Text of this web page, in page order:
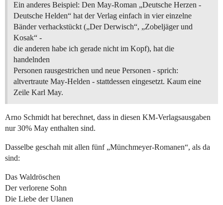
Ein anderes Beispiel: Den May-Roman „Deutsche Herzen -
Deutsche Helden“ hat der Verlag einfach in vier einzelne
Bänder verhackstückt („Der Derwisch“, „Zobeljäger und
Kosak“ -
die anderen habe ich gerade nicht im Kopf), hat die
handelnden
Personen rausgestrichen und neue Personen - sprich:
altvertraute May-Helden - stattdessen eingesetzt. Kaum eine
Zeile Karl May.
Arno Schmidt hat berechnet, dass in diesen KM-Verlagsausgaben
nur 30% May enthalten sind.
Dasselbe geschah mit allen fünf „Münchmeyer-Romanen“, als da
sind:
Das Waldröschen
Der verlorene Sohn
Die Liebe der Ulanen